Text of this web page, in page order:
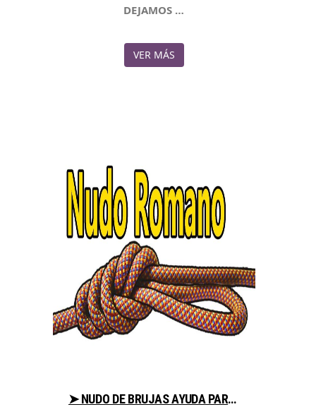
DEJAMOS …
VER MÁS
➤ NUDO DE BRUJAS AYUDA PARA COMPRAR EN LIBRERIAESOTERICA.NET